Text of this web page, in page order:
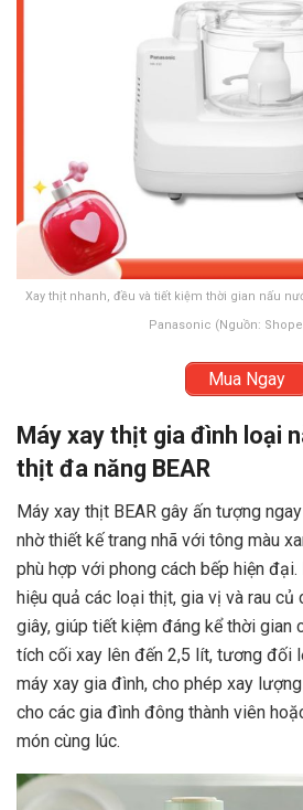
Xay thịt nhanh, đều và tiết kiệm thời gian nấu
Panasonic (Nguồn:
Mua Ngay
Máy xay thịt gia đình loại
thịt đa năng BEAR
Máy xay thịt BEAR gây ấn tượng
nhờ thiết kế trang nhã với tông màu
phù hợp với phong cách bếp hiện
hiệu quả các loại thịt, gia vị và rau củ
giây, giúp tiết kiệm đáng kể thời gian
tích cối xay lên đến 2,5 lít, tương đối
máy xay gia đình, cho phép xay
cho các gia đình đông thành viên
món cùng lúc.